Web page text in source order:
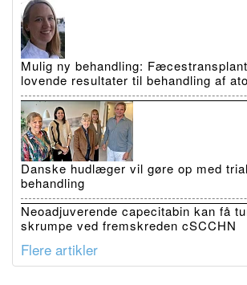
Mulig ny behandling:
lovende resultater til behandling af
Danske hudlæger vil gøre op med
behandling
Neoadjuverende capecitabin kan få
skrumpe ved fremskreden cSCCHN
Flere artikler